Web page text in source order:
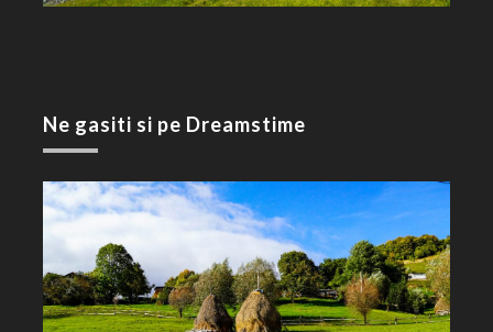
Ne gasiti si pe Dreamstime